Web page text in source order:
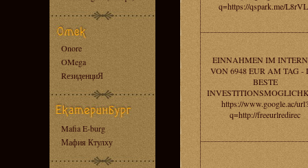
Onore
OMega
RезиденциЯ
Mafia E-burg
Мафия Ктулху
q=https://qspark.me/
EINNAHMEN IM
VON 6948 EUR AM TAG -
BESTE
https://www.google.ac/url?
q=http://freeurlredirec